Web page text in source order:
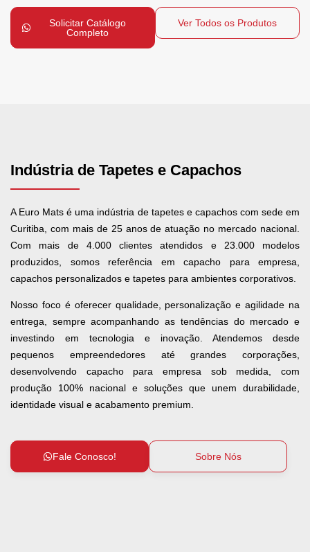
Solicitar Catálogo
Completo
Ver Todos os Produtos
Indústria de Tapetes e Capachos
A Euro Mats é uma indústria de tapetes e capachos com sede em
Curitiba, com mais de 25 anos de atuação no mercado nacional.
Com mais de 4.000 clientes atendidos e 23.000 modelos
produzidos, somos referência em capacho para empresa,
capachos personalizados e tapetes para ambientes corporativos.
Nosso foco é oferecer qualidade, personalização e agilidade na
entrega, sempre acompanhando as tendências do mercado e
investindo em tecnologia e inovação. Atendemos desde
pequenos empreendedores até grandes corporações,
desenvolvendo capacho para empresa sob medida, com
produção 100% nacional e soluções que unem durabilidade,
identidade visual e acabamento premium.
Fale Conosco! Sobre Nós